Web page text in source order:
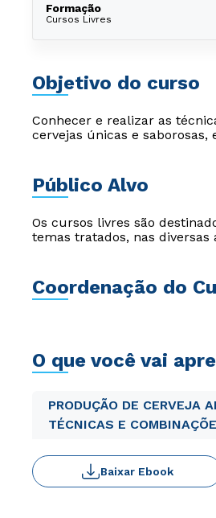
Formação
Cursos Livres
Objetivo do curso
Conhecer e realizar as
cervejas únicas e
Público Alvo
Os cursos livres são
temas tratados, nas diversas
Coordenação do
O que você vai
PRODUÇÃO DE CERVEJA
TÉCNICAS E
Baixar Ebook